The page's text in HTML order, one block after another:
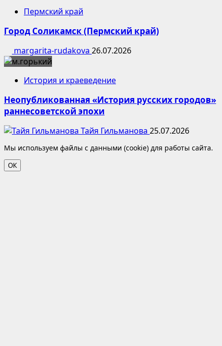
Пермский край
Город Соликамск (Пермский край)
margarita-rudakova 26.07.2026
История и краеведение
Неопубликованная «История русских городов»
раннесоветской эпохи
Тайя Гильманова 25.07.2026
Мы используем файлы с данными (cookie) для работы сайта.
ОК